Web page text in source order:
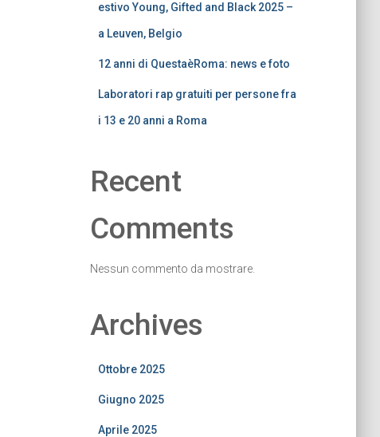
estivo Young, Gifted and Black 2025 –
a Leuven, Belgio
12 anni di QuestaèRoma: news e foto
Laboratori rap gratuiti per persone fra
i 13 e 20 anni a Roma
Recent
Comments
Nessun commento da mostrare.
Archives
Ottobre 2025
Giugno 2025
Aprile 2025